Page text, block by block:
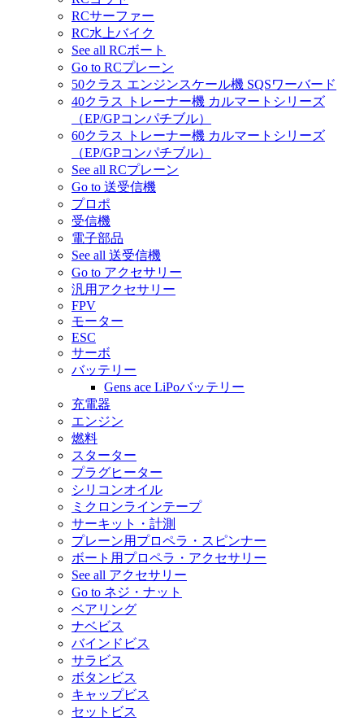
RCサーファー
RC水上バイク
See all RCボート
Go to RCプレーン
50クラス エンジンスケール機 SQSワーバード
40クラス トレーナー機 カルマートシリーズ
（EP/GPコンパチブル）
60クラス トレーナー機 カルマートシリーズ
（EP/GPコンパチブル）
See all RCプレーン
Go to 送受信機
プロポ
受信機
電子部品
See all 送受信機
Go to アクセサリー
汎用アクセサリー
FPV
モーター
ESC
サーボ
バッテリー
Gens ace LiPoバッテリー
充電器
エンジン
燃料
スターター
プラグヒーター
シリコンオイル
ミクロンラインテープ
サーキット・計測
プレーン用プロペラ・スピンナー
ボート用プロペラ・アクセサリー
See all アクセサリー
Go to ネジ・ナット
ベアリング
ナベビス
バインドビス
サラビス
ボタンビス
キャップビス
セットビス